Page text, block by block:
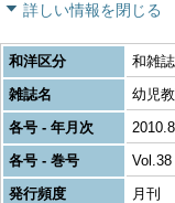
詳しい情報を閉じる
和洋区分
和雑誌
雑誌名
幼児
各号 - 年月次
2010.8
各号 - 巻号
発行頻度
月刊